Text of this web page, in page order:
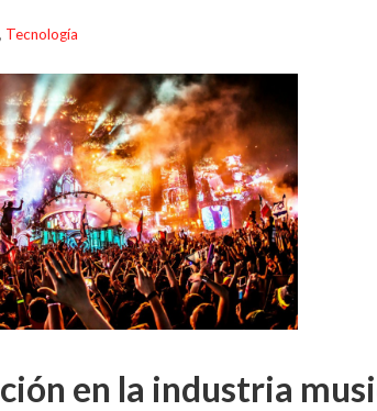
, Tecnología
en la industria